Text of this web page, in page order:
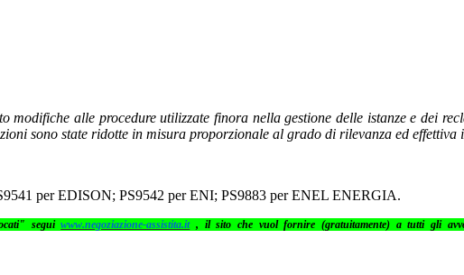
modifiche alle procedure utilizzate finora nella gestione delle istanze e dei
sono state ridotte in misura proporzionale al grado di rilevanza ed
per EDISON; PS9542 per ENI; PS9883 per ENEL ENERGIA.
seguiwww.negoziazione-assistita.it, il sito che vuol fornire (gratuitamente) a tutti gli